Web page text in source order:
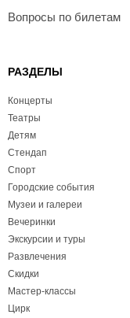
Вопросы по билетам
РАЗДЕЛЫ
Концерты
Театры
Детям
Стендап
Спорт
Городские события
Музеи и галереи
Вечеринки
Экскурсии и туры
Развлечения
Скидки
Мастер-классы
Цирк